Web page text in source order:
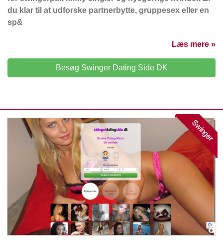
du klar til at udforske partnerbytte, gruppesex eller en
sp&
Læs mere »
Besøg Swinger Dating Side DK
Swinger